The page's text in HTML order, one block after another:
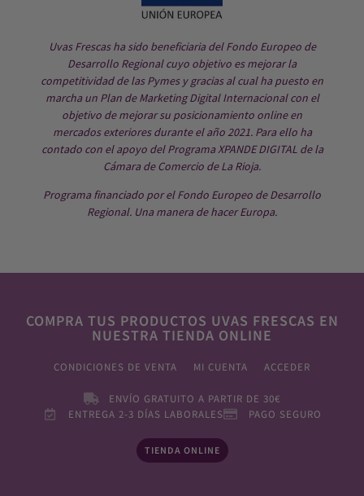
Uvas Frescas ha sido beneficiaria del Fondo Europeo de
Desarrollo Regional cuyo objetivo es mejorar la
competitividad de las Pymes y gracias al cual ha puesto en
marcha un Plan de Marketing Digital Internacional con el
objetivo de mejorar su posicionamiento online en
mercados exteriores durante el año 2021. Para ello ha
contado con el apoyo del Programa XPANDE DIGITAL de la
Cámara de Comercio de La Rioja.
Programa financiado por el Fondo Europeo de Desarrollo
Regional. Una manera de hacer Europa.
COMPRA TUS PRODUCTOS UVAS FRESCAS EN
NUESTRA TIENDA ONLINE
CONDICIONES DE VENTA MI CUENTA ACCEDER
ENVÍO GRATUITO A PARTIR DE 30€
ENTREGA 2-3 DÍAS LABORALES
PAGO SEGURO
TIENDA ONLINE